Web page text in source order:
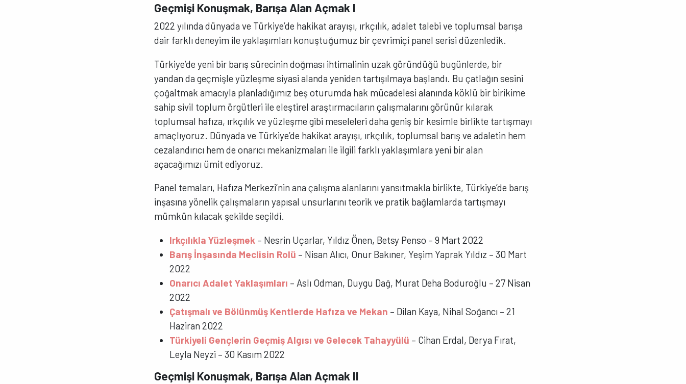
Geçmişi Konuşmak, Barışa Alan Açmak I
2022 yılında dünyada ve Türkiye’de hakikat arayışı, ırkçılık, adalet talebi ve toplumsal barışa
dair farklı deneyim ile yaklaşımları konuştuğumuz bir çevrimiçi panel serisi düzenledik.
Türkiye’de yeni bir barış sürecinin doğması ihtimalinin uzak göründüğü bugünlerde, bir
yandan da geçmişle yüzleşme siyasi alanda yeniden tartışılmaya başlandı. Bu çatlağın sesini
çoğaltmak amacıyla planladığımız beş oturumda hak mücadelesi alanında köklü bir birikime
sahip sivil toplum örgütleri ile eleştirel araştırmacıların çalışmalarını görünür kılarak
toplumsal hafıza, ırkçılık ve yüzleşme gibi meseleleri daha geniş bir kesimle birlikte tartışmayı
amaçlıyoruz. Dünyada ve Türkiye’de hakikat arayışı, ırkçılık, toplumsal barış ve adaletin hem
cezalandırıcı hem de onarıcı mekanizmaları ile ilgili farklı yaklaşımlara yeni bir alan
açacağımızı ümit ediyoruz.
Panel temaları, Hafıza Merkezi’nin ana çalışma alanlarını yansıtmakla birlikte, Türkiye’de barış
inşasına yönelik çalışmaların yapısal unsurlarını teorik ve pratik bağlamlarda tartışmayı
mümkün kılacak şekilde seçildi.
Irkçılıkla Yüzleşmek – Nesrin Uçarlar, Yıldız Önen, Betsy Penso – 9 Mart 2022
Barış İnşasında Meclisin Rolü – Nisan Alıcı, Onur Bakıner, Yeşim Yaprak Yıldız – 30 Mart
2022
Onarıcı Adalet Yaklaşımları – Aslı Odman, Duygu Dağ, Murat Deha Boduroğlu – 27 Nisan
2022
Çatışmalı ve Bölünmüş Kentlerde Hafıza ve Mekan – Dilan Kaya, Nihal Soğancı – 21
Haziran 2022
Türkiyeli Gençlerin Geçmiş Algısı ve Gelecek Tahayyülü – Cihan Erdal, Derya Fırat,
Leyla Neyzi – 30 Kasım 2022
Geçmişi Konuşmak, Barışa Alan Açmak II